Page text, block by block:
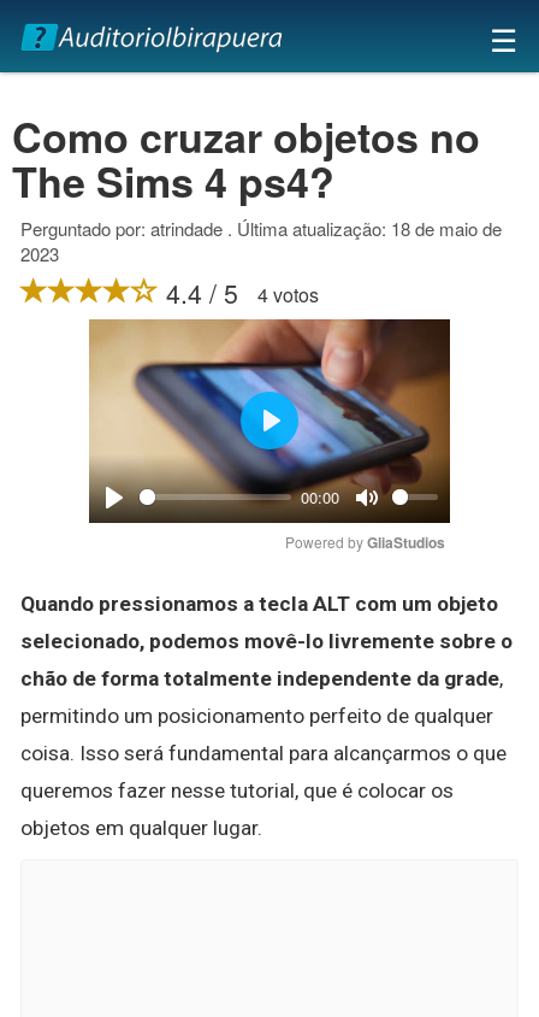
×
☰
Como cruzar objetos no
The Sims 4 ps4?
Perguntado por: atrindade . Última atualização: 18 de maio de
2023
4.4 / 5 4 votos
Play
00:00
Mute
Play
Powered by GliaStudios
Quando pressionamos a tecla ALT com um objeto
selecionado, podemos movê-lo livremente sobre o
chão de forma totalmente independente da grade,
permitindo um posicionamento perfeito de qualquer
coisa. Isso será fundamental para alcançarmos o que
queremos fazer nesse tutorial, que é colocar os
objetos em qualquer lugar.